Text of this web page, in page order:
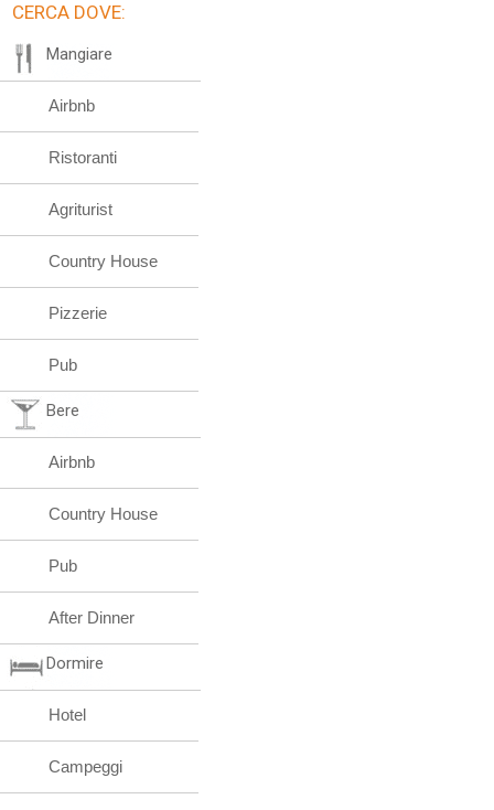
CERCA DOVE:
Mangiare
Airbnb
Ristoranti
Agriturist
Country House
Pizzerie
Pub
Bere
Airbnb
Country House
Pub
After Dinner
Dormire
Hotel
Campeggi